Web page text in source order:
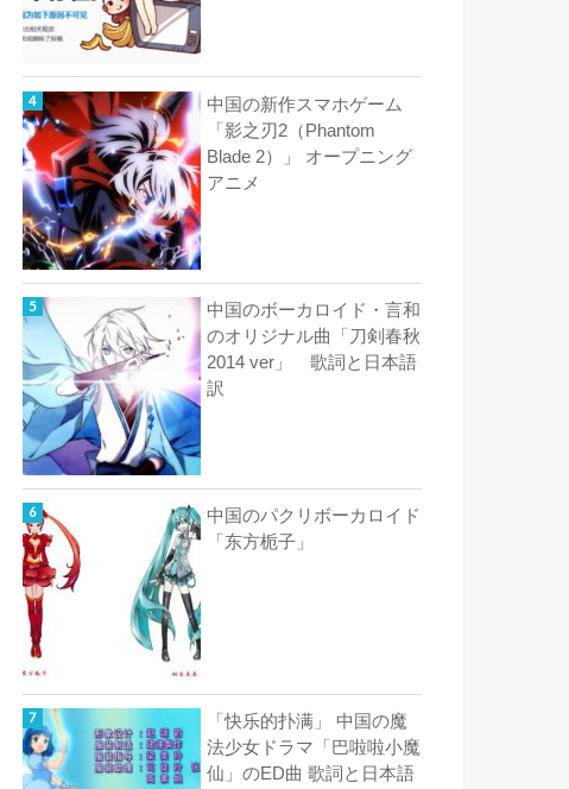
中国の新作スマホゲーム
「影之刃2（Phantom
Blade 2）」 オープニング
アニメ
中国のボーカロイド・言和
のオリジナル曲「刀剣春秋
2014 ver」 歌詞と日本語
訳
中国のパクリボーカロイド
「东方栀子」
「快乐的扑满」 中国の魔
法少女ドラマ「巴啦啦小魔
仙」のED曲 歌詞と日本語